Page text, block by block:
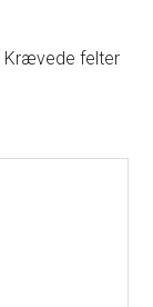
Krævede felter